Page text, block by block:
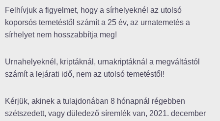
Felhívjuk a figyelmet, hogy a sírhelyeknél az utolsó
koporsós temetéstől számít a 25 év, az urnatemetés a
sírhelyet nem hosszabbítja meg!
Urnahelyeknél, kriptáknál, urnakriptáknál a megváltástól
számít a lejárati idő, nem az utolsó temetéstől!
Kérjük, akinek a tulajdonában 8 hónapnál régebben
szétszedett, vagy düledező síremlék van, 2021. december